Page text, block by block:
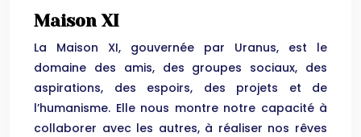
Maison XI
La Maison XI, gouvernée par Uranus, est le
domaine des amis, des groupes sociaux, des
aspirations, des espoirs, des projets et de
l’humanisme. Elle nous montre notre capacité à
collaborer avec les autres, à réaliser nos rêves